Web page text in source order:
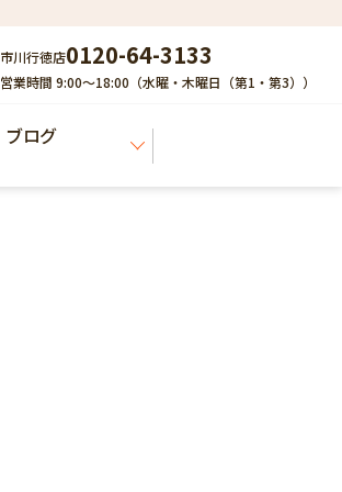
市川行徳店0120-64-3133
営業時間 9:00～18:00（水曜・木曜日（第1・第3））
ブログ